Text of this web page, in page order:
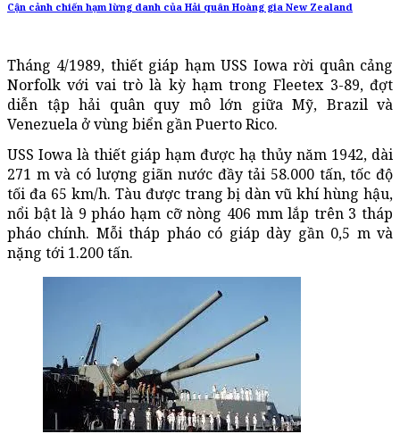
Cận cảnh chiến hạm lừng danh của Hải quân Hoàng gia New Zealand
Tháng 4/1989, thiết giáp hạm USS Iowa rời quân cảng
Norfolk với vai trò là kỳ hạm trong Fleetex 3-89, đợt
diễn tập hải quân quy mô lớn giữa Mỹ, Brazil và
Venezuela ở vùng biển gần Puerto Rico.
USS Iowa là thiết giáp hạm được hạ thủy năm 1942, dài
271 m và có lượng giãn nước đầy tải 58.000 tấn, tốc độ
tối đa 65 km/h. Tàu được trang bị dàn vũ khí hùng hậu,
nổi bật là 9 pháo hạm cỡ nòng 406 mm lắp trên 3 tháp
pháo chính. Mỗi tháp pháo có giáp dày gần 0,5 m và
nặng tới 1.200 tấn.